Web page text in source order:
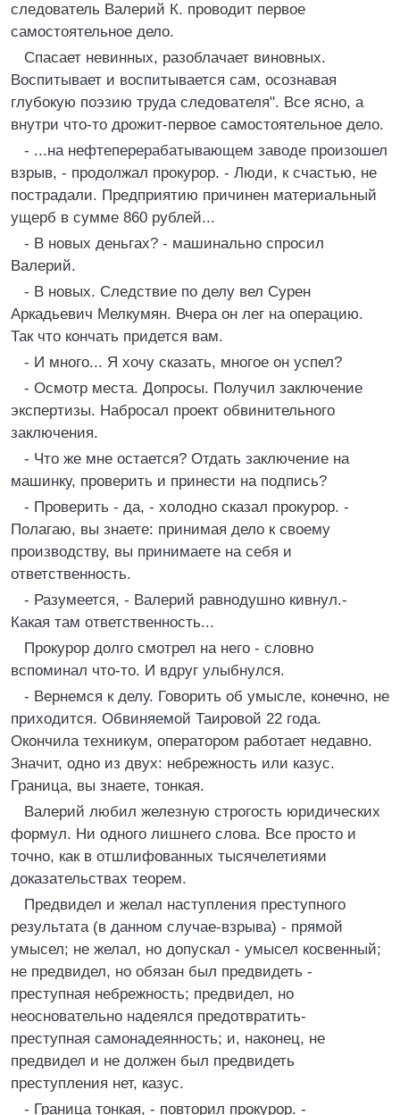
следователь Валерий К. проводит первое
самостоятельное дело.
Спасает невинных, разоблачает виновных.
Воспитывает и воспитывается сам, осознавая
глубокую поэзию труда следователя". Все ясно, а
внутри что-то дрожит-первое самостоятельное дело.
- ...на нефтеперерабатывающем заводе произошел
взрыв, - продолжал прокурор. - Люди, к счастью, не
пострадали. Предприятию причинен материальный
ущерб в сумме 860 рублей...
- В новых деньгах? - машинально спросил
Валерий.
- В новых. Следствие по делу вел Сурен
Аркадьевич Мелкумян. Вчера он лег на операцию.
Так что кончать придется вам.
- И много... Я хочу сказать, многое он успел?
- Осмотр места. Допросы. Получил заключение
экспертизы. Набросал проект обвинительного
заключения.
- Что же мне остается? Отдать заключение на
машинку, проверить и принести на подпись?
- Проверить - да, - холодно сказал прокурор. -
Полагаю, вы знаете: принимая дело к своему
производству, вы принимаете на себя и
ответственность.
- Разумеется, - Валерий равнодушно кивнул.-
Какая там ответственность...
Прокурор долго смотрел на него - словно
вспоминал что-то. И вдруг улыбнулся.
- Вернемся к делу. Говорить об умысле, конечно, не
приходится. Обвиняемой Таировой 22 года.
Окончила техникум, оператором работает недавно.
Значит, одно из двух: небрежность или казус.
Граница, вы знаете, тонкая.
Валерий любил железную строгость юридических
формул. Ни одного лишнего слова. Все просто и
точно, как в отшлифованных тысячелетиями
доказательствах теорем.
Предвидел и желал наступления преступного
результата (в данном случае-взрыва) - прямой
умысел; не желал, но допускал - умысел косвенный;
не предвидел, но обязан был предвидеть -
преступная небрежность; предвидел, но
неосновательно надеялся предотвратить-
преступная самонадеянность; и, наконец, не
предвидел и не должен был предвидеть
преступления нет, казус.
- Граница тонкая, - повторил прокурор. -